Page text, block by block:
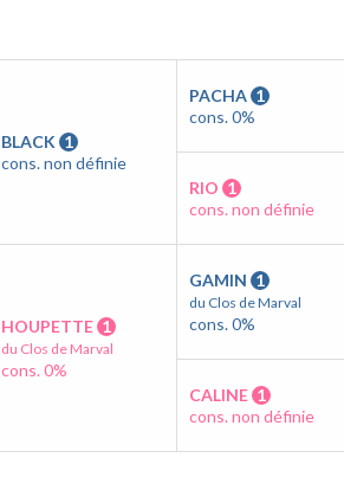
BLACK 1
cons. non définie
PACHA 1
cons. 0%
RIO 1
cons. non définie
HOUPETTE 1
du Clos de Marval
cons. 0%
GAMIN 1
du Clos de Marval
cons. 0%
CALINE 1
cons. non définie